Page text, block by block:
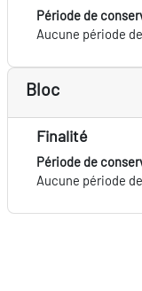
Période de
Aucune période
Bloc
Finalité
Période de
Aucune période